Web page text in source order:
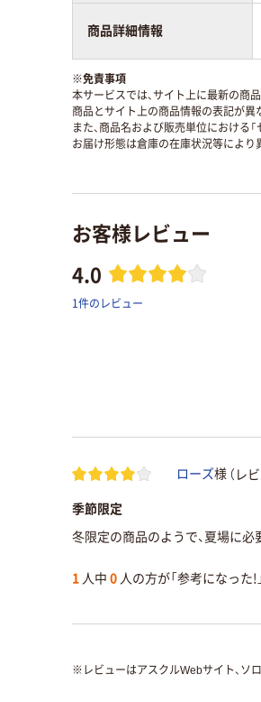
商品詳細情報
※免責事項
本サービスでは、サイト上に最新の商
商品とサイト上の商品情報の表記が異
また、商品名および販売単位における
お届け形態は倉庫の在庫状況等により
お客様レビュー
4.0
1件のレビュー
ローズ様 （レ
季節限定
冬限定の商品のようで、夏場に
1 人中 0 人の方が「参考になった!
※ レビューはアスクルWebサイト、ソ